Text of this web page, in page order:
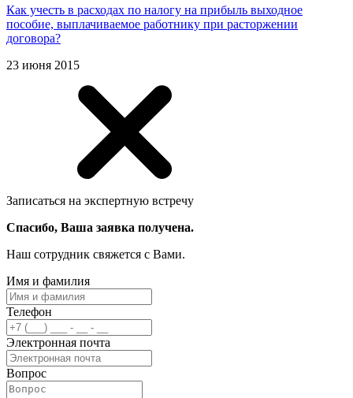
Как учесть в расходах по налогу на прибыль выходное
пособие, выплачиваемое работнику при расторжении
договора?
23 июня 2015
Записаться на экспертную встречу
Спасибо, Ваша заявка получена.
Наш сотрудник свяжется с Вами.
Имя и фамилия
Телефон
Электронная почта
Вопрос